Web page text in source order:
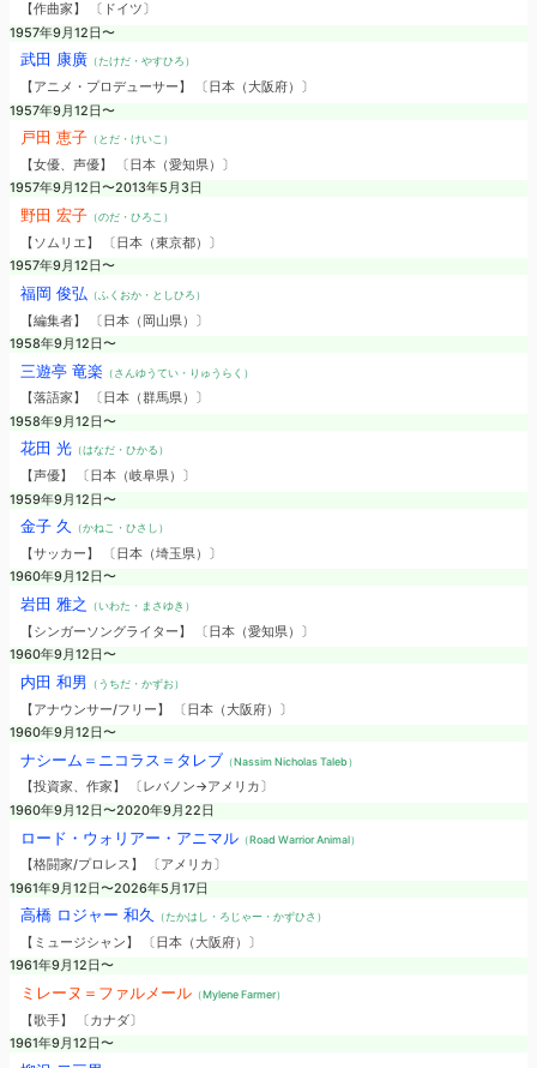
【作曲家】 〔ドイツ〕
1957年9月12日〜
武田 康廣（たけだ・やすひろ）
【アニメ・プロデューサー】 〔日本（大阪府）〕
1957年9月12日〜
戸田 恵子（とだ・けいこ）
【女優、声優】 〔日本（愛知県）〕
1957年9月12日〜2013年5月3日
野田 宏子（のだ・ひろこ）
【ソムリエ】 〔日本（東京都）〕
1957年9月12日〜
福岡 俊弘 （ふくおか・としひろ）
【編集者】 〔日本（岡山県）〕
1958年9月12日〜
三遊亭 竜楽（さんゆうてい・りゅうらく）
【落語家】 〔日本（群馬県）〕
1958年9月12日〜
花田 光（はなだ・ひかる）
【声優】 〔日本（岐阜県）〕
1959年9月12日〜
金子 久 （かねこ・ひさし）
【サッカー】 〔日本（埼玉県）〕
1960年9月12日〜
岩田 雅之 （いわた・まさゆき）
【シンガーソングライター】 〔日本（愛知県）〕
1960年9月12日〜
内田 和男 （うちだ・かずお）
【アナウンサー/フリー】 〔日本（大阪府）〕
1960年9月12日〜
ナシーム＝ニコラス＝タレブ （Nassim Nicholas Taleb）
【投資家、作家】 〔レバノン→アメリカ〕
1960年9月12日〜2020年9月22日
ロード・ウォリアー・アニマル（Road Warrior Animal）
【格闘家/プロレス】 〔アメリカ〕
1961年9月12日〜2026年5月17日
高橋 ロジャー 和久 （たかはし・ろじゃー・かずひさ）
【ミュージシャン】 〔日本（大阪府）〕
1961年9月12日〜
ミレーヌ＝ファルメール（Mylene Farmer）
【歌手】 〔カナダ〕
1961年9月12日〜